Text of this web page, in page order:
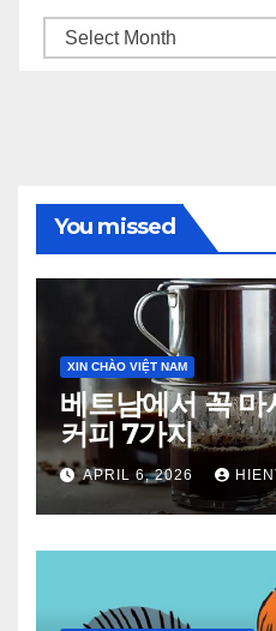
Archives
You missed
XIN CHÀO VIỆT NAM
베트남에서 꼭
커피 7가지
APRIL 6, 2026